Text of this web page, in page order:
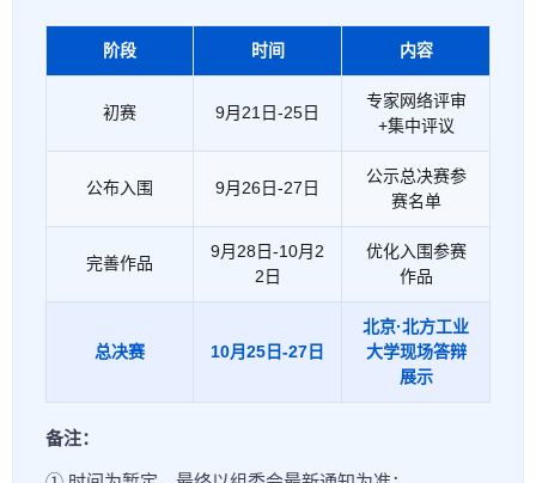
阶段 时间 内容
初赛 9月21日-25日
专家网络评审
+集中评议
公布入围 9月26日-27日
公示总决赛参
赛名单
完善作品
9月28日-10月2
2日
优化入围参赛
作品
总决赛 10月25日-27日
北京·北方工业
大学现场答辩
展示
备注：